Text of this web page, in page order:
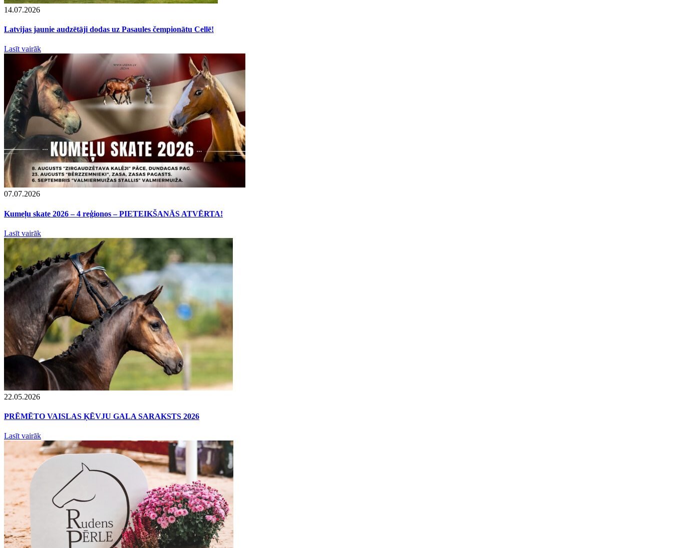
14.07.2026
Latvijas jaunie audzētāji dodas uz Pasaules čempionātu Cellē!
Lasīt vairāk
07.07.2026
Kumeļu skate 2026 – 4 reģionos – PIETEIKŠANĀS ATVĒRTA!
Lasīt vairāk
22.05.2026
PRĒMĒTO VAISLAS ĶĒVJU GALA SARAKSTS 2026
Lasīt vairāk